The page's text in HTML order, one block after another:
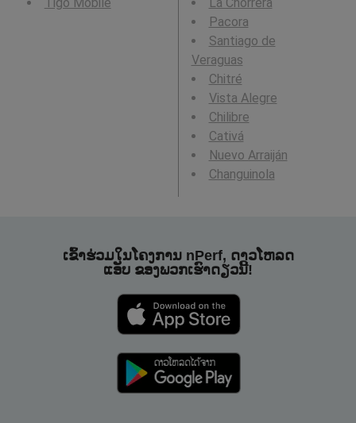
Pacora
Santiago de
Veraguas
Chitré
Vista Alegre
Chilibre
Cativá
Nuevo Arraiján
Changuinola
ເຂົ້າຮ່ວມໃນໂຄງການ nPerf, ດາວໂຫລດ
ແອັບ ຂອງພວກເຮົາດຽວນີ້!